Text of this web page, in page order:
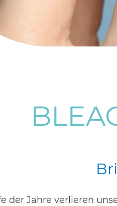
der Jahre verlieren